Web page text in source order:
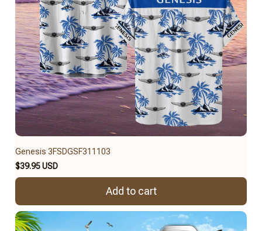
Genesis 3FSDGSF311103
$39.95 USD
Add to cart